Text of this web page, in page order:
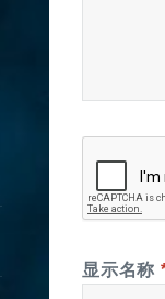
显示名称